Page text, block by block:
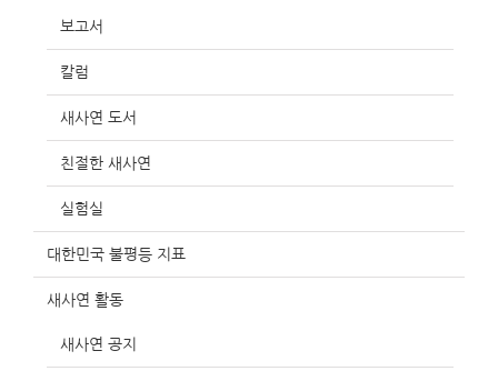
보고서
칼럼
새사연 도서
친절한 새사연
실험실
대한민국 불평등 지표
새사연 활동
새사연 공지